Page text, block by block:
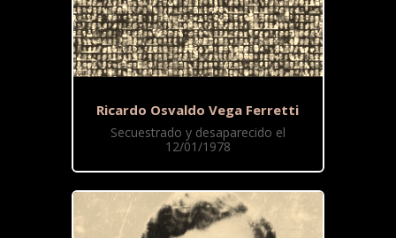
Ricardo Osvaldo Vega Ferretti
Secuestrado y desaparecido el
12/01/1978